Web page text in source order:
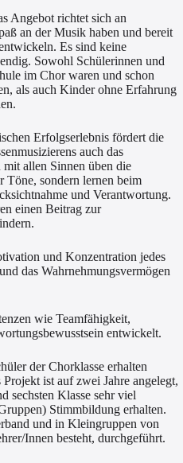
Angebot richtet sich an
an der Musik haben und bereit
Es sind keine
Sowohl Schülerinnen und
im Chor waren und schon
als auch Kinder ohne Erfahrung
Erfolgserlebnis fördert die
auch das
allen Sinnen üben die
Töne, sondern lernen beim
und Verantwortung.
einen Beitrag zur
und Konzentration jedes
das Wahrnehmungsvermögen
wie Teamfähigkeit,
entwickelt.
der Chorklasse erhalten
ist auf zwei Jahre angelegt,
sechsten Klasse sehr viel
Stimmbildung erhalten.
und in Kleingruppen von
Innen besteht, durchgeführt.